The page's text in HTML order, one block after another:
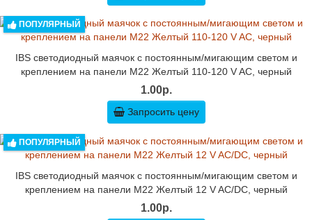
ПОПУЛЯРНЫЙ
IBS светодиодный маячок с постоянным/мигающим светом и
креплением на панели M22 Желтый 110-120 V AC, черный
1.00р.
Запросить цену
ПОПУЛЯРНЫЙ
IBS светодиодный маячок с постоянным/мигающим светом и
креплением на панели M22 Желтый 12 V AC/DC, черный
1.00р.